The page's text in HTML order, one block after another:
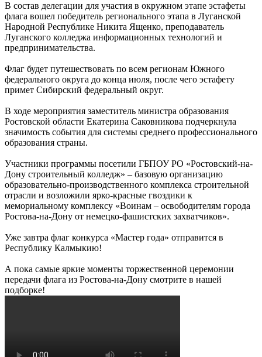
В состав делегации для участия в окружном этапе эстафеты
флага вошел победитель регионального этапа в Луганской
Народной Республике Никита Ященко, преподаватель
Луганского колледжа информационных технологий и
предпринимательства.
Флаг будет путешествовать по всем регионам Южного
федерального округа до конца июля, после чего эстафету
примет Сибирский федеральный округ.
В ходе мероприятия заместитель министра образования
Ростовской области Екатерина Саковникова подчеркнула
значимость события для системы среднего профессионального
образования страны.
Участники программы посетили ГБПОУ РО «Ростовский-на-
Дону строительный колледж» – базовую организацию
образовательно-производственного комплекса строительной
отрасли и возложили ярко-красные гвоздики к
мемориальному комплексу «Воинам – освободителям города
Ростова-на-Дону от немецко-фашистских захватчиков».
Уже завтра флаг конкурса «Мастер года» отправится в
Республику Калмыкию!
А пока самые яркие моменты торжественной церемонии
передачи флага из Ростова-на-Дону смотрите в нашей
подборке!